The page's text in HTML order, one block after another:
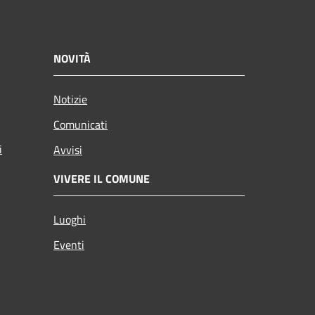
NOVITÀ
Notizie
Comunicati
Avvisi
VIVERE IL COMUNE
Luoghi
Eventi